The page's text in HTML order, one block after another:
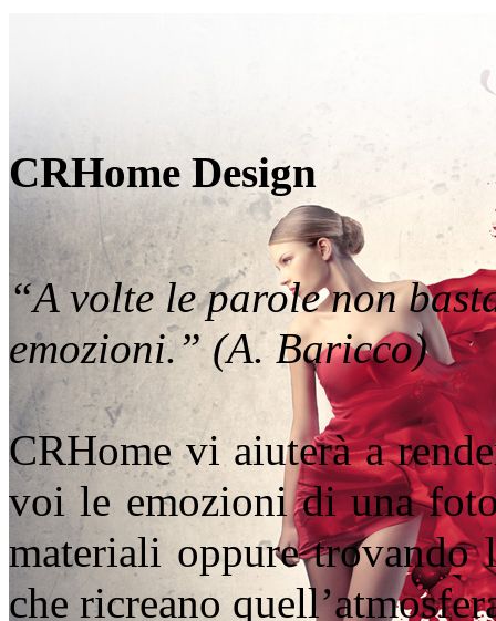
CRHome Design
“A volte le parole non
emozioni.” (A. Baricco)
CRHome vi aiuterà a
voi le emozioni di una
materiali oppure
che ricreano